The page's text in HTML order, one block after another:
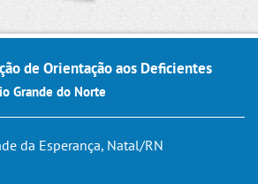
de Orientação aos Deficientes
Grande do Norte
da Esperança, Natal/RN